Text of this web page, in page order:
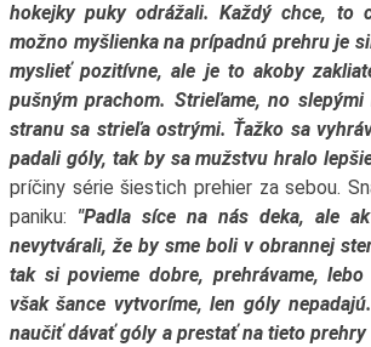
hokejky puky odrážali. Každý chce, to
možno myšlienka na prípadnú prehru je
myslieť pozitívne, ale je to akoby
pušným prachom. Strieľame, no
stranu sa strieľa ostrými. Ťažko sa
padali góly, tak by sa mužstvu hralo
príčiny série šiestich prehier za sebou.
paniku: "Padla síce na nás deka, ale
nevytvárali, že by sme boli v obrannej
tak si povieme dobre, prehrávame,
však šance vytvoríme, len góly
naučiť dávať góly a prestať na tieto